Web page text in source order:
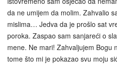
da ne umijem da molim. Zahvalio
mislima… Jedva da je prošlo sat
poroka. Zaspao sam sanjareći o
mene. Ne mari! Zahvaljujem Bogu
tome što mi je pokazao svu moju